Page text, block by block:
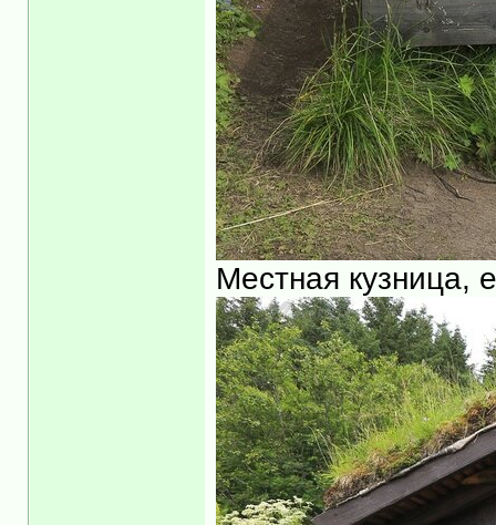
Местная кузница,